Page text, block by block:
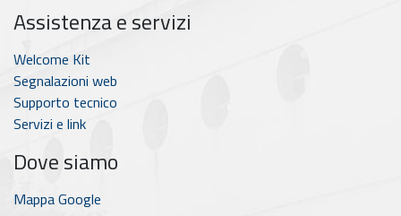
Assistenza e servizi
Welcome Kit
Segnalazioni web
Supporto tecnico
Servizi e link
Dove siamo
Mappa Google